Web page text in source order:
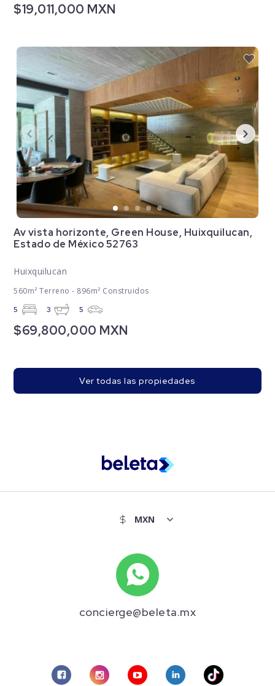
$19,011,000 MXN
Av vista horizonte, Green House, Huixquilucan,
Estado de México 52763
Huixquilucan
560m² Terreno - 896m² Construidos
5 3 5
$69,800,000 MXN
Ver todas las propiedades
concierge@beleta.mx